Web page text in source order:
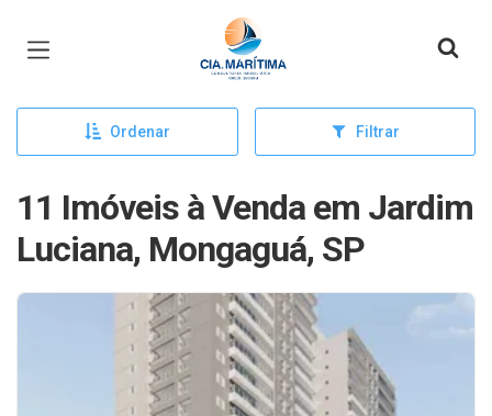
Página inicial
Ordenar Filtrar
11 Imóveis à Venda em Jardim
Luciana, Mongaguá, SP